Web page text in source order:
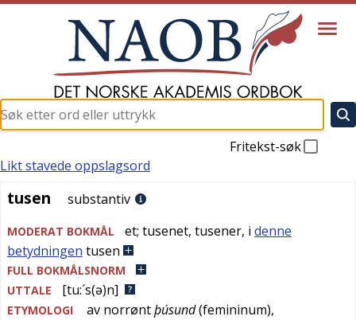
Fritekst-søk
tusen
Likt stavede oppslagsord
tusen substantiv
MODERAT BOKMÅL et; tusenet, tusener, i denne
betydningen tusen
FULL BOKMÅLSNORM
UTTALE
[tu:´s(ə)n]
ETYMOLOGI av norrøntþúsund(femininum),